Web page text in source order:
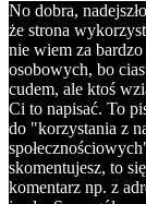
No dobra,
że strona
nie wiem za
osobowych, bo
cudem, ale ktoś
Ci to napisać. To
do "korzystania z
skomentujesz, to
komentarz np. z